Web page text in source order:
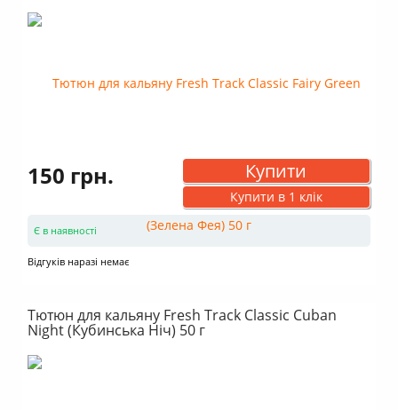
150 грн. Купити
Купити в 1 клік
Є в наявності
Відгуків наразі немає
Тютюн для кальяну Fresh Track Classic Cuban
Night (Кубинська Ніч) 50 г